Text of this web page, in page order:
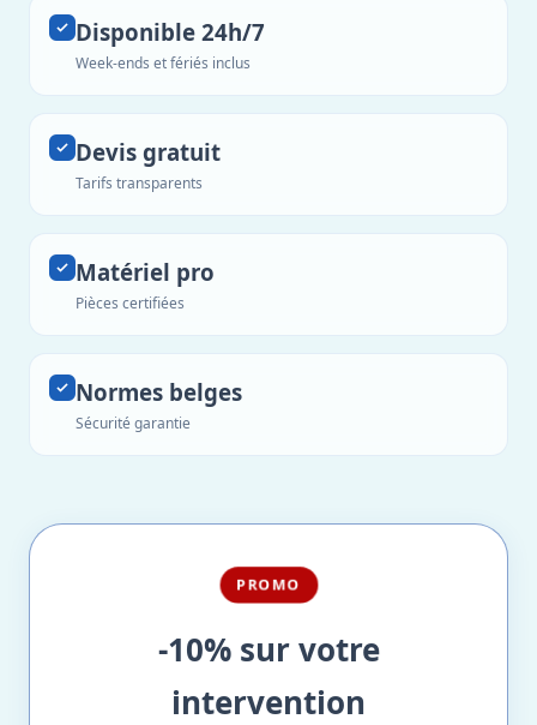
Disponible 24h/7
Week-ends et fériés inclus
Devis gratuit
Tarifs transparents
Matériel pro
Pièces certifiées
Normes belges
Sécurité garantie
PROMO
-10% sur votre
intervention